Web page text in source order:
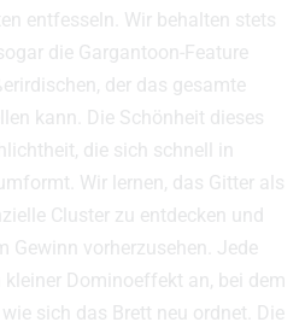
entfesseln. Wir behalten stets
die Gargantoon-Feature
der das gesamte
kann. Die Schönheit dieses
die sich schnell in
Wir lernen, das Gitter als
Cluster zu entdecken und
Gewinn vorherzusehen. Jede
Dominoeffekt an, bei dem
sich das Brett neu ordnet. Die